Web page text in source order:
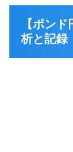
【ポン
析と記録